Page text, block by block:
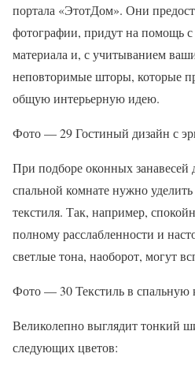
портала «ЭтотДом». Они
фотографии, придут на помощь
материала и, с учитыванием
неповторимые шторы, которые
общую интерьерную идею.
Фото — 29 Гостиный дизайн с
При подборе оконных занавесей
спальной комнате нужно
текстиля. Так, например,
полному расслабленности и
светлые тона, наоборот, могут
Фото — 30 Текстиль в спальную
Великолепно выглядит тонкий
следующих цветов: